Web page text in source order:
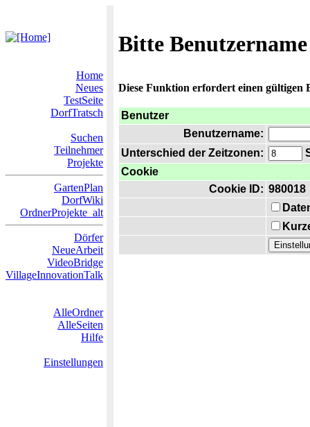
Bitte
Home
Neues
TestSeite
DorfTratsch
Suchen
Teilnehmer
Projekte
GartenPlan
DorfWiki
OrdnerProjekte_alt
Dörfer
NeueArbeit
VideoBridge
VillageInnovationTalk
AlleOrdner
AlleSeiten
Hilfe
Einstellungen
Diese Funktion erfordert einen gültigen
Benutzer
Benutzername:
Unterschied der Zeitzonen:
Cookie
Cookie ID: 980018